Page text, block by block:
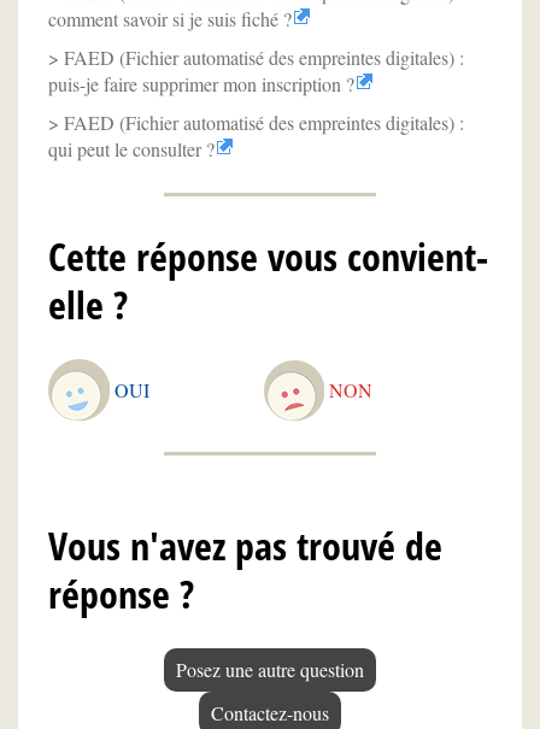
comment savoir si je suis fiché ?
FAED (Fichier automatisé des empreintes digitales) :
puis-je faire supprimer mon inscription ?
FAED (Fichier automatisé des empreintes digitales) :
qui peut le consulter ?
Cette réponse vous convient-
elle ?
OUI NON
Vous n'avez pas trouvé de
réponse ?
Posez une autre question
Contactez-nous